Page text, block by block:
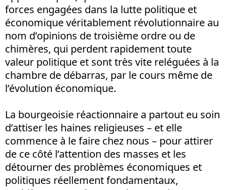
forces engagées dans la lutte politique et
économique véritablement révolutionnaire au
nom d’opinions de troisième ordre ou de
chimères, qui perdent rapidement toute
valeur politique et sont très vite reléguées à la
chambre de débarras, par le cours même de
l’évolution économique.
La bourgeoisie réactionnaire a partout eu soin
d’attiser les haines religieuses – et elle
commence à le faire chez nous – pour attirer
de ce côté l’attention des masses et les
détourner des problèmes économiques et
politiques réellement fondamentaux,